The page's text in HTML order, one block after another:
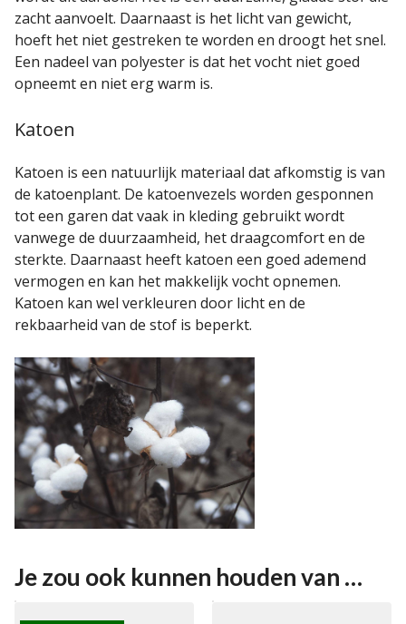
zacht aanvoelt. Daarnaast is het licht van gewicht,
hoeft het niet gestreken te worden en droogt het snel.
Een nadeel van polyester is dat het vocht niet goed
opneemt en niet erg warm is.
Katoen
Katoen is een natuurlijk materiaal dat afkomstig is van
de katoenplant. De katoenvezels worden gesponnen
tot een garen dat vaak in kleding gebruikt wordt
vanwege de duurzaamheid, het draagcomfort en de
sterkte. Daarnaast heeft katoen een goed ademend
vermogen en kan het makkelijk vocht opnemen.
Katoen kan wel verkleuren door licht en de
rekbaarheid van de stof is beperkt.
Je zou ook kunnen houden van …